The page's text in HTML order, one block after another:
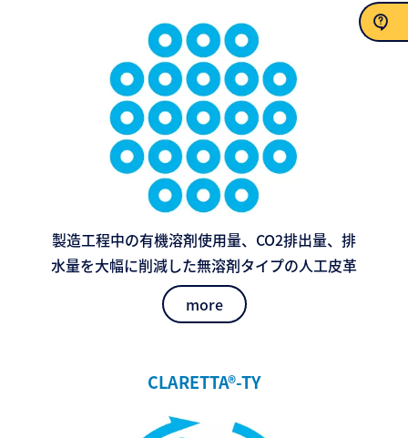
製造工程中の有機溶剤使用量、CO2排出量、排
水量を大幅に削減した無溶剤タイプの人工皮革
more
CLARETTA®-TY
お問い合わせ